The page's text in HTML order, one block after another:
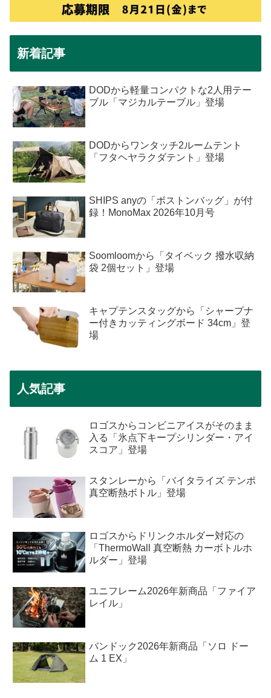
新着記事
DODから軽量コンパクトな2人用テー
ブル「マジカルテーブル」登場
DODからワンタッチ2ルームテント
「フタヘヤラクダテント」登場
SHIPS anyの「ボストンバッグ」が付
録！MonoMax 2026年10月号
Soomloomから「タイベック 撥水収納
袋 2個セット」登場
キャプテンスタッグから「シャープナ
ー付きカッティングボード 34cm」登
場
人気記事
ロゴスからコンビニアイスがそのまま
入る「氷点下キープシリンダー・アイ
スコア」登場
スタンレーから「バイタライズ テンポ
真空断熱ボトル」登場
ロゴスからドリンクホルダー対応の
「ThermoWall 真空断熱 カーボトルホ
ルダー」登場
ユニフレーム2026年新商品「ファイア
レイル」
バンドック2026年新商品「ソロ ドー
ム 1 EX」